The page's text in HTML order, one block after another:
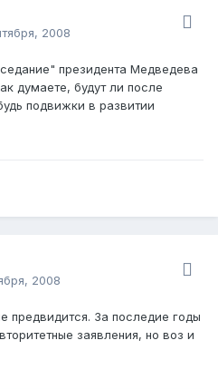
2008
президента Медведева
думаете, будут ли после
подвижки в развитии
2008
За последие годы
заявления, но воз и